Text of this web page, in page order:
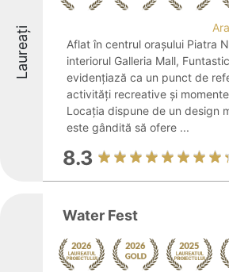
Laureați
Aflat în centrul orașului Piatra
interiorul Galleria Mall,
evidențiază ca un punct de
activități recreative și
Locația dispune de un design
este gândită să ofere ...
8.3
Water Fest